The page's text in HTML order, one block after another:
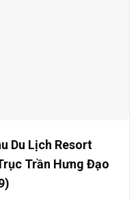
Du Lịch Resort
Trần Hưng Đạo